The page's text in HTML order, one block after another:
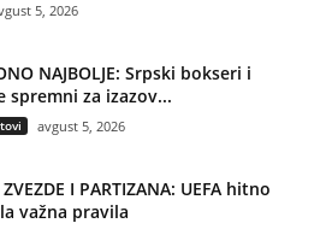
5, 2026
NAJBOLJE: Srpski bokseri i
spremni za izazov...
avgust 5, 2026
ZVEZDE I PARTIZANA: UEFA hitno
važna pravila